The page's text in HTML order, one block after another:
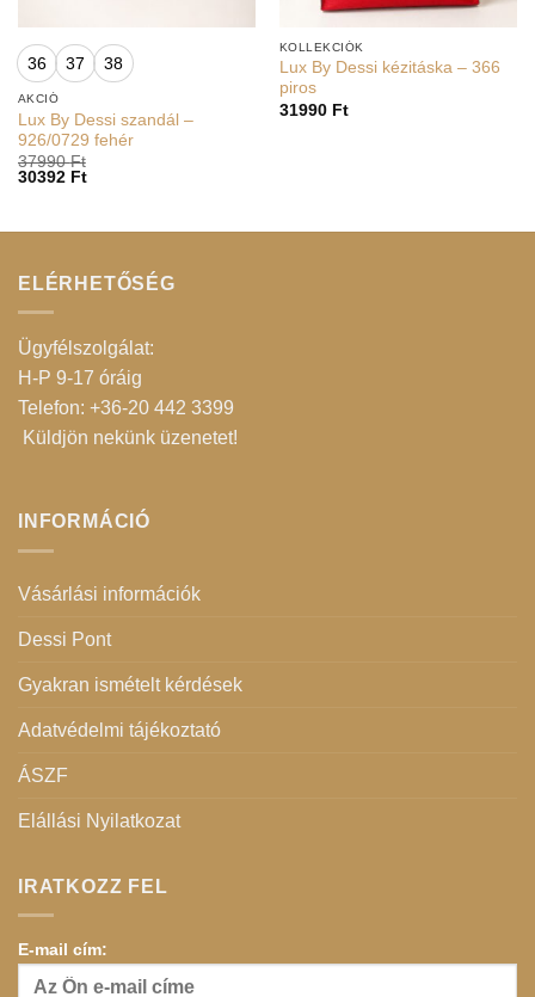
36 37 38
AKCIÓ
Lux By Dessi szandál –
926/0729 fehér
37990Ft
30392 Ft
KOLLEKCIÓK
Lux By Dessi kézitáska – 366
piros
31990 Ft
ELÉRHETŐSÉG
Ügyfélszolgálat:
H-P 9-17 óráig
Telefon: +36-20 442 3399
Küldjön nekünk üzenetet!
INFORMÁCIÓ
Vásárlási információk
Dessi Pont
Gyakran ismételt kérdések
Adatvédelmi tájékoztató
ÁSZF
Elállási Nyilatkozat
IRATKOZZ FEL
E-mail cím: